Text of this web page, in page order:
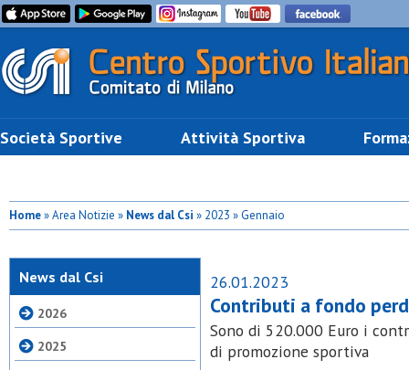
Società Sportive Attività Sportiva
Home» Area Notizie » News dal Csi » 2023 » Gennaio
News dal Csi
2026
2025
26.01.2023
Contributi a fondo
Sono di 520.000 Euro i
di promozione sportiva